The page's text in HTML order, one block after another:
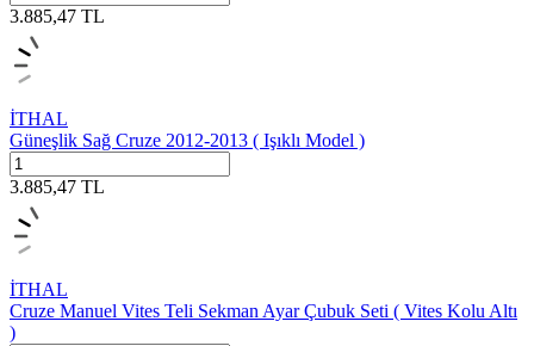
3.885,47 TL
İTHAL
Güneşlik Sağ Cruze 2012-2013 ( Işıklı Model )
3.885,47 TL
İTHAL
Cruze Manuel Vites Teli Sekman Ayar Çubuk Seti ( Vites Kolu Altı
)